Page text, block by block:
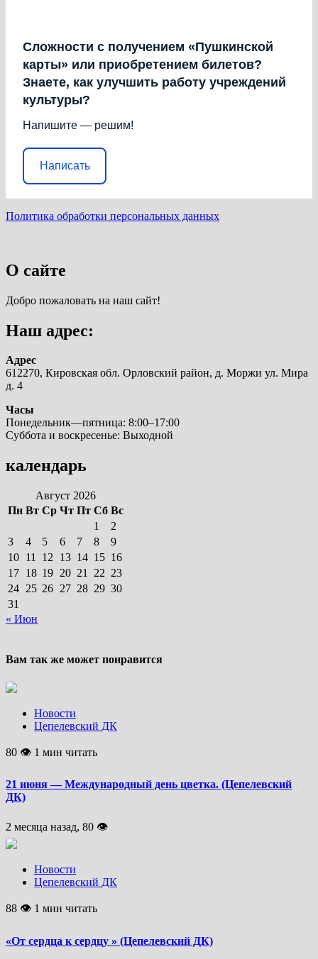
Сложности с получением «Пушкинской
карты» или приобретением билетов?
Знаете, как улучшить работу учреждений
культуры?
Напишите — решим!
Написать
Политика обработки персональных данных
О сайте
Добро пожаловать на наш сайт!
Наш адрес:
Адрес
612270, Кировская обл. Орловский район, д. Моржи ул. Мира
д. 4
Часы
Понедельник—пятница: 8:00–17:00
Суббота и воскресенье: Выходной
календарь
Август 2026
Пн Вт Ср Чт Пт Сб Вс
1
2
3
4 5 6 7 8
9
10 11 12 13 14 15 16
17 18 19 20 21 22 23
24 25 26 27 28 29 30
31
« Июн
Вам так же может понравится
Новости
Цепелевский ДК
80 👁 1 мин читать
21 июня — Международный день цветка. (Цепелевский
ДК)
2 месяца назад, 80 👁
Новости
Цепелевский ДК
88 👁 1 мин читать
«От сердца к сердцу » (Цепелевский ДК)